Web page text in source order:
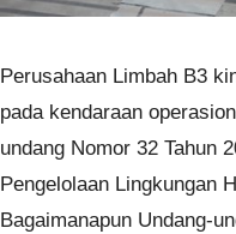
Perusahaan Limbah B3
pada kendaraan
undang Nomor 32 Tahun
Pengelolaan Lingkungan
Bagaimanapun Undang-